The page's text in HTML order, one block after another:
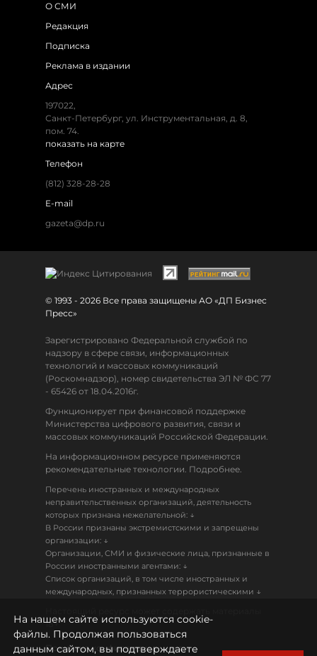
О СМИ
Редакция
Подписка
Реклама в издании
Адрес
197022,
Санкт-Петербург, ул. Инструментальная, д. 8,
пом. 74.
показать на карте
Телефон
(812) 328-28-28
E-mail
gazeta@dp.ru
© 1993 - 2026 Все права защищены АО «ДП Бизнес
Пресс»
Зарегистрировано Федеральной службой по
надзору в сфере связи, информационных
технологий и массовых коммуникаций
(Роскомнадзор), номер свидетельства ЭЛ № ФС 77
- 65426 от 18.04.2016г.
Функционирует при финансовой поддержке
Министерства цифрового развития, связи и
массовых коммуникаций Российской Федерации.
На информационном ресурсе применяются
рекомендательные технологии. Подробнее.
Перечень иностранных и международных
неправительственных организаций, деятельность
которых признана нежелательной: ↓
В России признаны экстремистскими и запрещены
организации: ↓
Организации, СМИ и физические лица, признанные в
России иностранными агентами: ↓
Список организаций, в том числе иностранных и
международных, признанных террористическими ↓
18+
Политика конфиденциальности
На нашем сайте используются cookie-
файлы. Продолжая пользоваться
данным сайтом, вы подтверждаете